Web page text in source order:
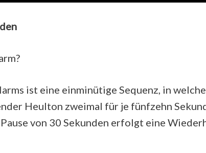
ist eine einminütige Sequenz, in
Heulton zweimal für je fünfzehn
von 30 Sekunden erfolgt eine